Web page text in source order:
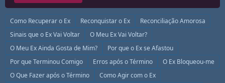
Como Recuperar o Ex Reconquistar o Ex
Reconciliação Amorosa
Sinais que o Ex Vai Voltar
O Meu Ex Vai Voltar?
O Meu Ex Ainda Gosta de Mim?
Por que o Ex se Afastou
Por que Terminou Comigo
Erros após o Término
O Ex Bloqueou-me
O Que Fazer após o Término
Como Agir com o Ex